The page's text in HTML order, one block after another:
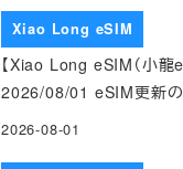
Xiao Long eSIM
【Xiao Long eSIM（小龍
2026/08/01 eSIM更新
2026-08-01